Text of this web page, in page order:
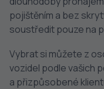
pojištěním a bez
soustředit pouze na
Vybrat si můžete z
vozidel podle vašich
a přizpůsobené